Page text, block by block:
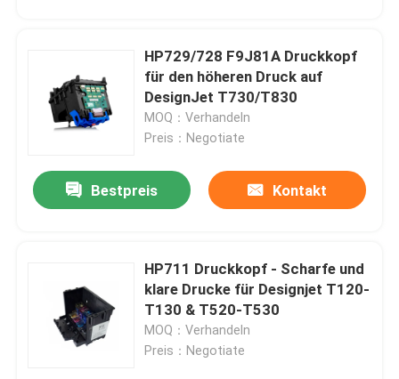
HP729/728 F9J81A Druckkopf
für den höheren Druck auf
DesignJet T730/T830
MOQ：Verhandeln
Preis：Negotiate
Bestpreis Kontakt
HP711 Druckkopf - Scharfe und
klare Drucke für Designjet T120-
T130 & T520-T530
MOQ：Verhandeln
Preis：Negotiate